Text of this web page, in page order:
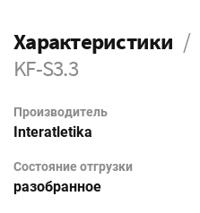
Характеристики
KF-S3.3
Производитель
Interatletika
Состояние отгрузки
разобранное